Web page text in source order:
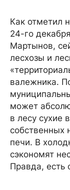
Как отметил
24-го
Мартынов,
лесхозы и
валежника.
может
в лесу сухие
собственных
печи. В
сэкономят
Правда, есть